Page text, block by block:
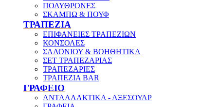
ΠΟΛΥΘΡΟΝΕΣ
ΣΚΑΜΠΩ & ΠΟΥΦ
ΤΡΑΠΕΖΙΑ
ΕΠΙΦΑΝΕΙΕΣ ΤΡΑΠΕΖΙΩΝ
ΚΟΝΣΟΛΕΣ
ΣΑΛΟΝΙΟΥ & ΒΟΗΘΗΤΙΚΑ
ΣΕΤ ΤΡΑΠΕΖΑΡΙΑΣ
ΤΡΑΠΕΖΑΡΙΕΣ
ΤΡΑΠΕΖΙΑ BAR
ΓΡΑΦΕΙΟ
ΑΝΤΑΛΛΑΚΤΙΚΑ - ΑΞΕΣΟΥΑΡ